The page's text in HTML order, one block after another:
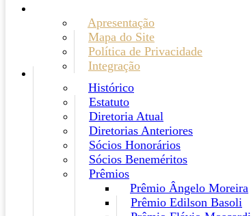
Apresentação
Mapa do Site
Política de Privacidade
Integração
Histórico
Estatuto
Diretoria Atual
Diretorias Anteriores
Sócios Honorários
Sócios Beneméritos
Prêmios
Prêmio Ângelo Moreira
Prêmio Edilson Basoli